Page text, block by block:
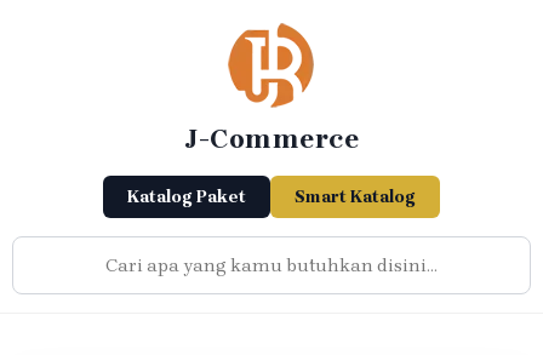
J-Commerce
Katalog Paket Smart Katalog